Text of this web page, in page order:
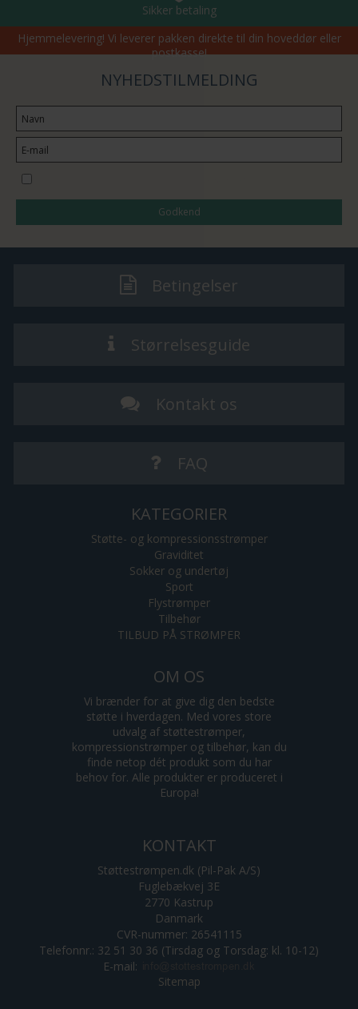
Sikker betaling
Hjemmelevering! Vi leverer pakken direkte til din hoveddør eller
postkasse!
NYHEDSTILMELDING
Godkend
Betingelser
Størrelsesguide
Kontakt os
FAQ
KATEGORIER
Støtte- og kompressionsstrømper
Graviditet
Sokker og undertøj
Sport
Flystrømper
Tilbehør
TILBUD PÅ STRØMPER
OM OS
Vi brænder for at give dig den bedste
støtte i hverdagen. Med vores store
udvalg af støttestrømper,
kompressionstrømper og tilbehør, kan du
finde netop dét produkt som du har
behov for. Alle produkter er produceret i
Europa!
KONTAKT
Støttestrømpen.dk (Pil-Pak A/S)
Fuglebækvej 3E
2770 Kastrup
Danmark
CVR-nummer: 26541115
Telefonnr.: 32 51 30 36 (Tirsdag og Torsdag: kl. 10-12)
E-mail:
Sitemap